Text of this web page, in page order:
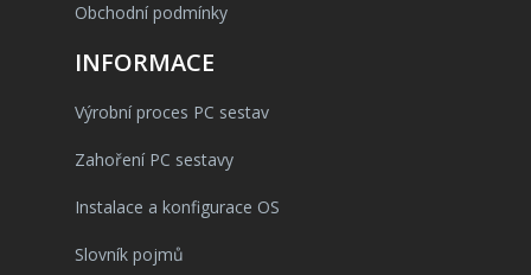
Obchodní podmínky
INFORMACE
Výrobní proces PC sestav
Zahoření PC sestavy
Instalace a konfigurace OS
Slovník pojmů